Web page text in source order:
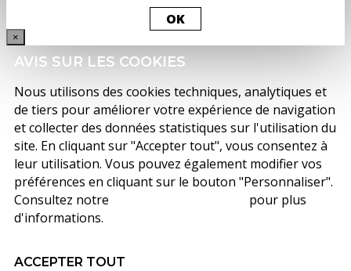
OK
×
AVIS SUR LES COOKIES
Nous utilisons des cookies techniques, analytiques et
de tiers pour améliorer votre expérience de navigation
et collecter des données statistiques sur l'utilisation du
site. En cliquant sur "Accepter tout", vous consentez à
leur utilisation. Vous pouvez également modifier vos
préférences en cliquant sur le bouton "Personnaliser".
Consultez notre
pour plus
d'informations.
ACCEPTER TOUT